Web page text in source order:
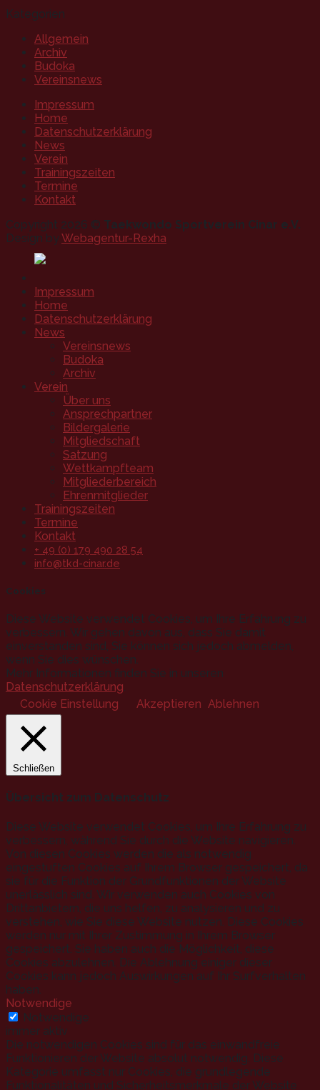
Kategorien
Allgemein
Archiv
Budoka
Vereinsnews
Impressum
Home
Datenschutzerklärung
News
Verein
Trainingszeiten
Termine
Kontakt
Copyright 2026 © Taekwondo Sportverein Cinar e.V.
Design byWebagentur-Rexha
Impressum
Home
Datenschutzerklärung
News
Vereinsnews
Budoka
Archiv
Verein
Über uns
Ansprechpartner
Bildergalerie
Mitgliedschaft
Satzung
Wettkampfteam
Mitgliederbereich
Ehrenmitglieder
Trainingszeiten
Termine
Kontakt
+ 49 (0) 179 490 28 54
info@tkd-cinar.de
Cookies
Diese Website verwendet Cookies, um Ihre Erfahrung zu
verbessern. Wir gehen davon aus, dass Sie damit
einverstanden sind, Sie können sich jedoch abmelden,
wenn Sie dies wünschen.
Mehr Informationen finden Sie in unseren
Datenschutzerklärung.
Cookie Einstellung
Akzeptieren Ablehnen
Schließen
Übersicht zum Datenschutz
Diese Website verwendet Cookies, um Ihre Erfahrung zu
verbessern, während Sie durch die Website navigieren.
Von diesen Cookies werden die als notwendig
eingestuften Cookies auf Ihrem Browser gespeichert, da
sie für die Funktion der Grundfunktionen der Website
unerlässlich sind. Wir verwenden auch Cookies von
Drittanbietern, die uns helfen, zu analysieren und zu
verstehen, wie Sie diese Website nutzen. Diese Cookies
werden nur mit Ihrer Zustimmung in Ihrem Browser
gespeichert. Sie haben auch die Möglichkeit, diese
Cookies abzulehnen. Die Ablehnung einiger dieser
Cookies kann jedoch Auswirkungen auf Ihr Surfverhalten
haben.
Notwendige
Notwendige
immer aktiv
Die notwendigen Cookies sind für das einwandfreie
Funktionieren der Website absolut notwendig. Diese
Kategorie umfasst nur Cookies, die grundlegende
Funktionalitäten und Sicherheitsmerkmale der Website